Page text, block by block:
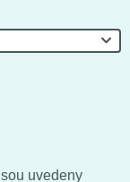
uvedeny